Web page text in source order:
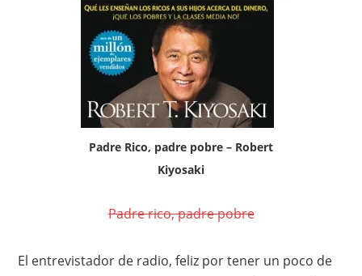
Padre Rico, padre pobre – Robert
Kiyosaki
Padre rico, padre pobre
El entrevistador de radio, feliz por tener un poco de